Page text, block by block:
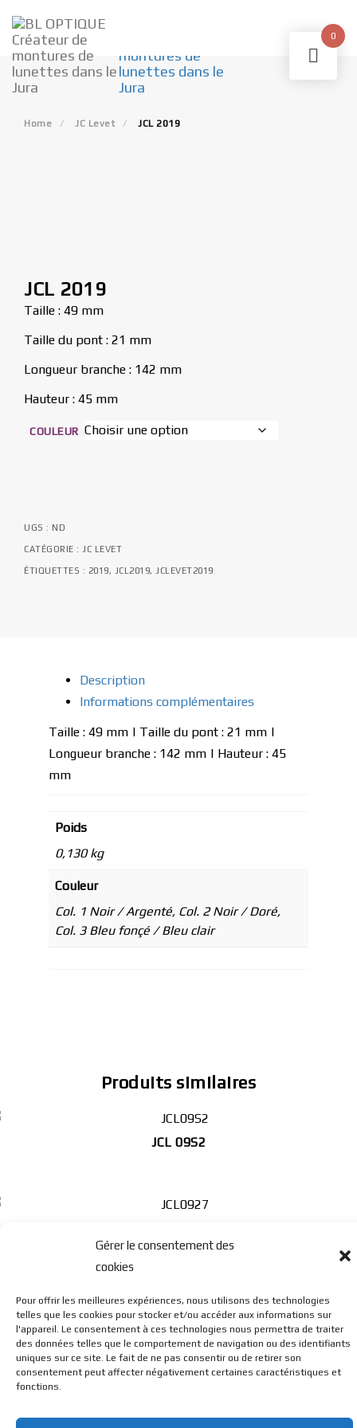
Gérer le consentement des
cookies
Pour offrir les meilleures expériences, nous utilisons des technologies
telles que les cookies pour stocker et/ou accéder aux informations sur
l'appareil. Le consentement à ces technologies nous permettra de traiter
des données telles que le comportement de navigation ou des identifiants
uniques sur ce site. Le fait de ne pas consentir ou de retirer son
consentement peut affecter négativement certaines caractéristiques et
fonctions.
content
Home JC Levet JCL 2019
JCL 2019
Taille : 49 mm
Taille du pont : 21 mm
Longueur branche : 142 mm
Hauteur : 45 mm
COULEUR
UGS : ND
CATÉGORIE : JC LEVET
ÉTIQUETTES : 2019, JCL2019, JCLEVET2019
Description
Informations complémentaires
Taille : 49 mm | Taille du pont : 21 mm |
Longueur branche : 142 mm | Hauteur : 45
mm
Poids
0,130 kg
Couleur
Col. 1 Noir / Argenté, Col. 2 Noir / Doré,
Col. 3 Bleu fonçé / Bleu clair
Produits similaires
JCL 09S2
JCL 1002
0